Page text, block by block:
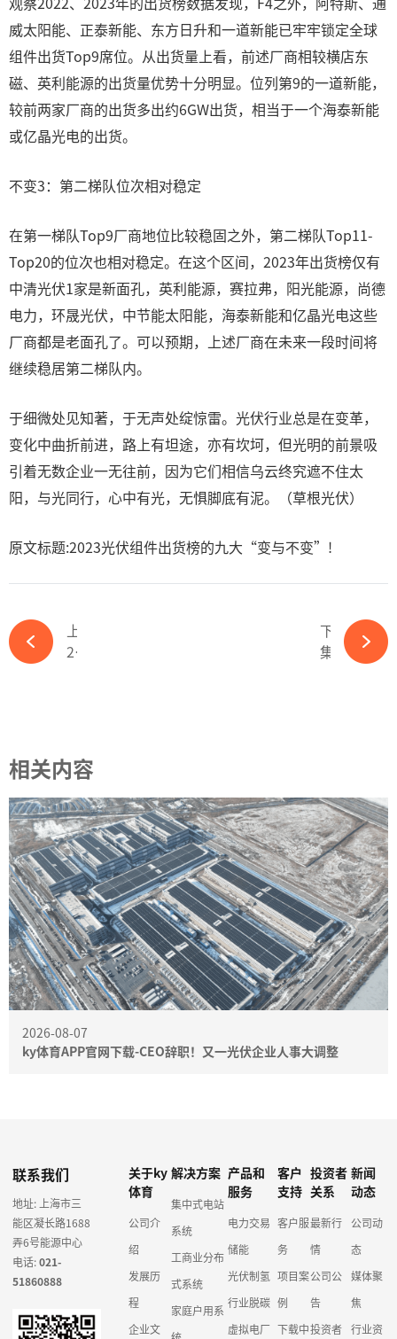
威太阳能、正泰新能、东方日升和一道新能已牢牢锁定全球
组件出货Top9席位。从出货量上看，前述厂商相较横店东
磁、英利能源的出货量优势十分明显。位列第9的一道新能，
较前两家厂商的出货多出约6GW出货，相当于一个海泰新能
或亿晶光电的出货。
不变3：第二梯队位次相对稳定
在第一梯队Top9厂商地位比较稳固之外，第二梯队Top11-
Top20的位次也相对稳定。在这个区间，2023年出货榜仅有
中清光伏1家是新面孔，英利能源，赛拉弗，阳光能源，尚德
电力，环晟光伏，中节能太阳能，海泰新能和亿晶光电这些
厂商都是老面孔了。可以预期，上述厂商在未来一段时间将
继续稳居第二梯队内。
于细微处见知著，于无声处绽惊雷。光伏行业总是在变革，
变化中曲折前进，路上有坦途，亦有坎坷，但光明的前景吸
引着无数企业一无往前，因为它们相信乌云终究遮不住太
阳，与光同行，心中有光，无惧脚底有泥。（草根光伏）
原文标题:2023光伏组件出货榜的九大“变与不变”!
2GW！国电电力拟投建鄂尔多斯采煤沉陷区光伏项目-ky体育APP官网下载
下一篇
集体大涨！光伏企业大反攻-ky体育APP官网下载
相关内容
2026-08-07
ky体育APP官网下载-CEO辞职！又一光伏企业人事大调整
联系我们
地址: 上海市三
能区凝长路1688
弄6号能源中心
电话:021-
51860888
关于ky
体育
公司介
绍
发展历
程
企业文
解决方案
集中式电站
系统
工商业分布
式系统
家庭户用系
产品和
服务
电力交易
储能
光伏制氢
行业脱碳
虚拟电厂
客户
支持
客户服
务
项目案
例
下载中
投资者
关系
最新行
情
公司公
告
投资者
新闻
动态
公司动
态
媒体聚
焦
行业资